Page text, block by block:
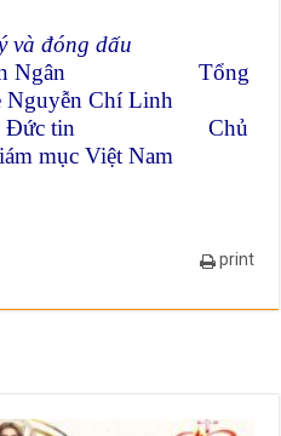
ký
đóng dấu
Văn Ngân Tổng
Nguyễn Chí Linh
lý Đức tin Chủ
mục Việt Nam
print